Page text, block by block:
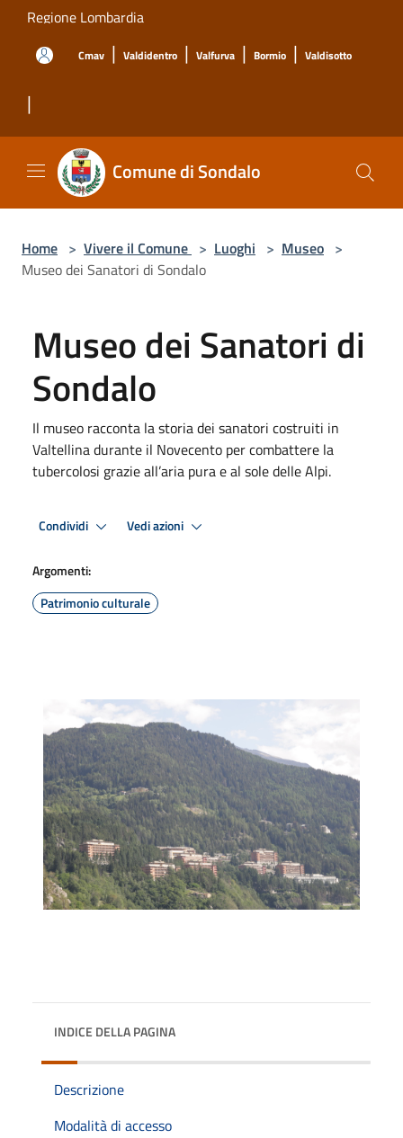
Salta al contenuto principale
Regione Lombardia
Cmav | Valdidentro | Valfurva | Bormio | Valdisotto
|
Comune di Sondalo
Home > Vivere il Comune > Luoghi > Museo >
Museo dei Sanatori di Sondalo
Museo dei Sanatori di
Sondalo
Il museo racconta la storia dei sanatori costruiti in
Valtellina durante il Novecento per combattere la
tubercolosi grazie all’aria pura e al sole delle Alpi.
Condividi Vedi azioni
Argomenti:
Patrimonio culturale
INDICE DELLA PAGINA
Descrizione
Modalità di accesso